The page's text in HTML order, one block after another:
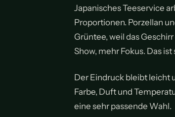
Japanisches Teeservice
Proportionen. Porzellan
Grüntee, weil das
Show, mehr Fokus. Das ist
Der Eindruck bleibt leicht
Farbe, Duft und
eine sehr passende Wahl.